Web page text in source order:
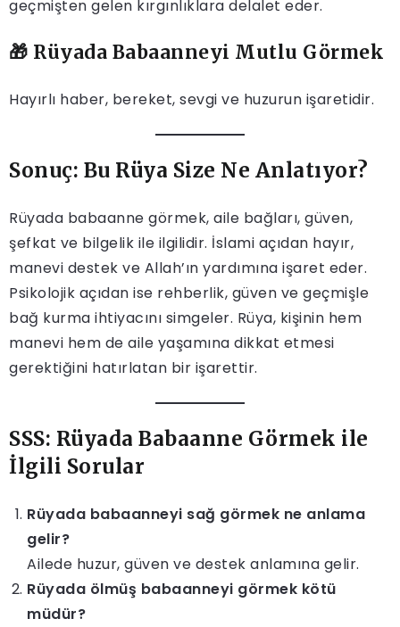
geçmişten gelen kırgınlıklara delalet eder.
🎁 Rüyada Babaanneyi Mutlu Görmek
Hayırlı haber, bereket, sevgi ve huzurun işaretidir.
Sonuç: Bu Rüya Size Ne Anlatıyor?
Rüyada babaanne görmek, aile bağları, güven,
şefkat ve bilgelik ile ilgilidir. İslami açıdan hayır,
manevi destek ve Allah’ın yardımına işaret eder.
Psikolojik açıdan ise rehberlik, güven ve geçmişle
bağ kurma ihtiyacını simgeler. Rüya, kişinin hem
manevi hem de aile yaşamına dikkat etmesi
gerektiğini hatırlatan bir işarettir.
SSS: Rüyada Babaanne Görmek ile
İlgili Sorular
Rüyada babaanneyi sağ görmek ne anlama
gelir?
Ailede huzur, güven ve destek anlamına gelir.
Rüyada ölmüş babaanneyi görmek kötü
müdür?